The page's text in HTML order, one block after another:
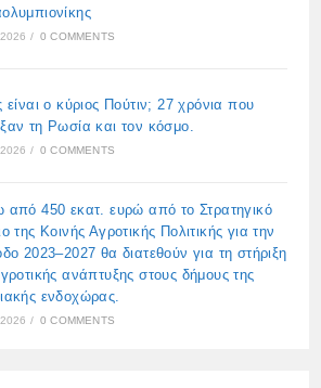
/ 0 COMMENTS
είναι ο κύριος Πούτιν; 27 χρόνια που
τη Ρωσία και τον κόσμο.
/ 0 COMMENTS
από 450 εκατ. ευρώ από το Στρατηγικό
της Κοινής Αγροτικής Πολιτικής για την
2023–2027 θα διατεθούν για τη στήριξη
ανάπτυξης στους δήμους της
ενδοχώρας.
/ 0 COMMENTS